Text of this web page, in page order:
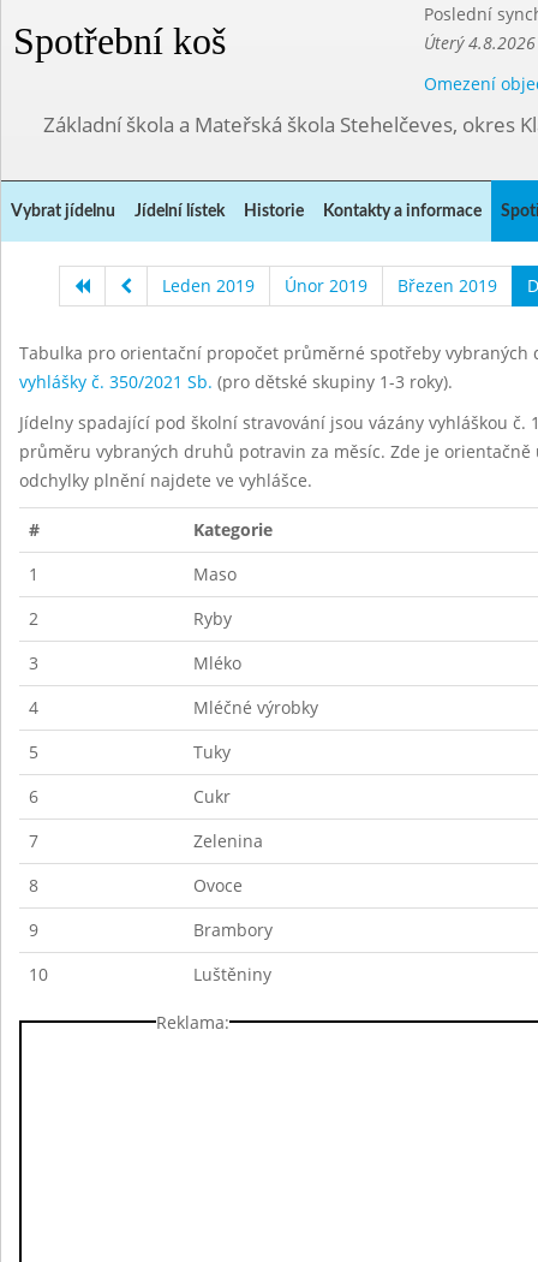
Spotřební koš
Poslední
Úterý
Omezení
Základní škola a Mateřská škola Stehelčeves, okres
Vybrat jídelnu Jídelní lístek Historie Kontakty a informace
Leden 2019 Únor 2019 Březen 2019
Tabulka pro orientační propočet průměrné spotřeby
vyhlášky č. 350/2021 Sb. (pro dětské skupiny 1-3 roky).
Jídelny spadající pod školní stravování jsou vázány vyhláškou
průměru vybraných druhů potravin za měsíc. Zde je
odchylky plnění najdete ve vyhlášce.
#
Kategorie
1
Maso
2
Ryby
3
Mléko
4
Mléčné výrobky
5
Tuky
6
Cukr
7
Zelenina
8
Ovoce
9
Brambory
10
Luštěniny
Reklama: